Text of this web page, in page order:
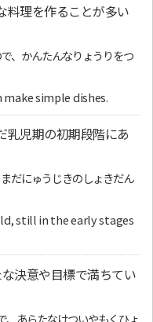
料理を作ることが多い
、かんたんなりょうりをつ
simple dishes.
乳児期の初期段階にあ
だにゅうじきのしょきだん
still in the early stages
決意や目標で満ちてい
、あらたなけついやもくひょ